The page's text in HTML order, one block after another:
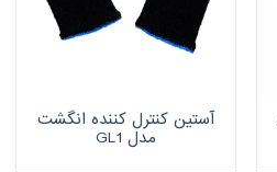
آستین کنترل کننده انگشت
مدل GL1